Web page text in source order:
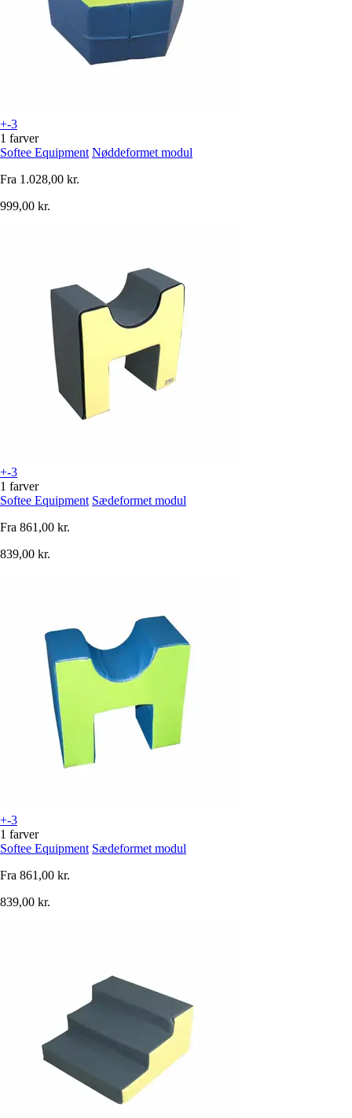
+-3
1 farver
Softee Equipment Nøddeformet modul
Fra 1.028,00 kr.
999,00 kr.
+-3
1 farver
Softee Equipment Sædeformet modul
Fra 861,00 kr.
839,00 kr.
+-3
1 farver
Softee Equipment Sædeformet modul
Fra 861,00 kr.
839,00 kr.